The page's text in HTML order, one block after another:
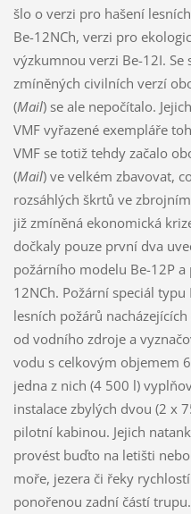
šlo o verzi pro hašení
Be-12NCh, verzi pro
výzkumnou verzi Be-12I.
zmíněných civilních verzí
(Mail) se ale nepočítalo.
VMF vyřazené exempláře
VMF se totiž tehdy začalo
(Mail) ve velkém zbavovat,
rozsáhlých škrtů ve
již zmíněná ekonomická
dočkaly pouze první dva
požárního modelu Be-12P
12NCh. Požární speciál
lesních požárů
od vodního zdroje a
vodu s celkovým objemem
jedna z nich (4 500 l)
instalace zbylých dvou (2 x
pilotní kabinou. Jejich
provést buďto na letišti
moře, jezera či řeky
ponořenou zadní částí